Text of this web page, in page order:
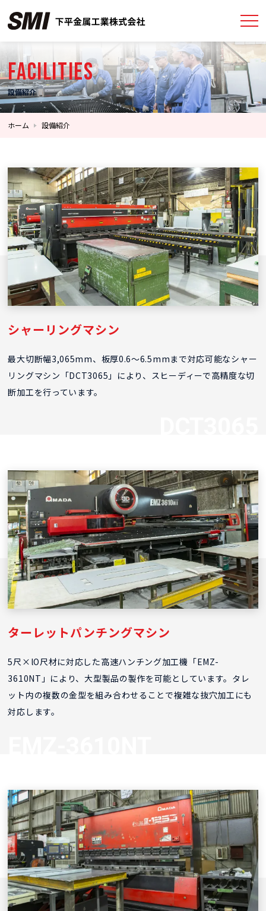
FACILITIES
設備紹介
ホーム 設備紹介
シャーリングマシン
最大切断幅3,065mm、板厚0.6～6.5mmまで対応可能なシャー
リングマシン「DCT3065」により、スヒーディーで高精度な切
断加工を行っています。
ターレットパンチングマシン
5尺×lO尺材に対応した高速ハンチング加工機「EMZ-
3610NT」により、大型製品の製作を可能としています。タレ
ット内の複数の金型を組み合わせることで複雑な抜穴加工にも
対応します。